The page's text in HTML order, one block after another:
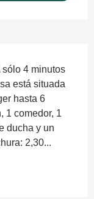
sólo 4 minutos
está situada
hasta 6
1 comedor, 1
ducha y un
2,30...